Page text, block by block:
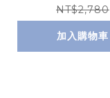
NT$2,780
加入購物車